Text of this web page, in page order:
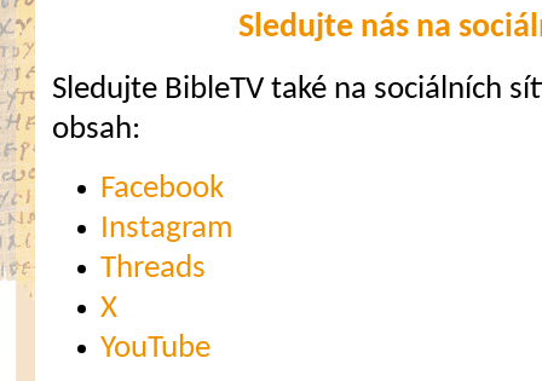
Sledujte nás na
Sledujte BibleTV také na sociálních
obsah:
Facebook
Instagram
Threads
X
YouTube